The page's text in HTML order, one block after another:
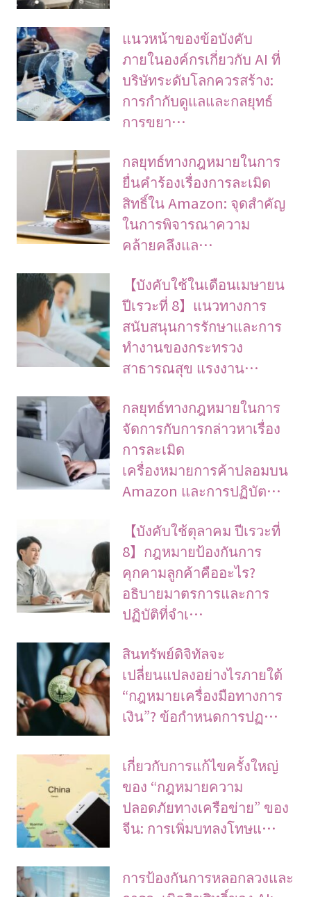
แนวหน้าของข้อบังคับ
ภายในองค์กรเกี่ยวกับ AI ที่
บริษัทระดับโลกควรสร้าง:
การกำกับดูแลและกลยุทธ์
การขยา…
กลยุทธ์ทางกฎหมายในการ
ยื่นคำร้องเรื่องการละเมิด
สิทธิ์ใน Amazon: จุดสำคัญ
ในการพิจารณาความ
คล้ายคลึงแล…
【บังคับใช้ในเดือนเมษายน
ปีเรวะที่ 8】แนวทางการ
สนับสนุนการรักษาและการ
ทำงานของกระทรวง
สาธารณสุข แรงงาน…
กลยุทธ์ทางกฎหมายในการ
จัดการกับการกล่าวหาเรื่อง
การละเมิด
เครื่องหมายการค้าปลอมบน
Amazon และการปฏิบัต…
【บังคับใช้ตุลาคม ปีเรวะที่
8】กฎหมายป้องกันการ
คุกคามลูกค้าคืออะไร?
อธิบายมาตรการและการ
ปฏิบัติที่จำเ…
สินทรัพย์ดิจิทัลจะ
เปลี่ยนแปลงอย่างไรภายใต้
“กฎหมายเครื่องมือทางการ
เงิน”? ข้อกำหนดการปฏ…
เกี่ยวกับการแก้ไขครั้งใหญ่
ของ “กฎหมายความ
ปลอดภัยทางเครือข่าย” ของ
จีน: การเพิ่มบทลงโทษแ…
การป้องกันการหลอกลวงและ